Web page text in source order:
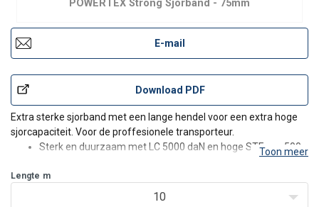
POWERTEX Strong Sjorband - 75mm
E-mail
Download PDF
Extra sterke sjorband met een lange hendel voor een extra hoge
sjorcapaciteit. Voor de proffesionele transporteur.
Sterk en duurzaam met LC 5000 daN en hoge STF van 500
Geweven hoogwaardig polyester band met een
min. breeksterkte van 15000 daN.
Toon meer
Lengte m
10